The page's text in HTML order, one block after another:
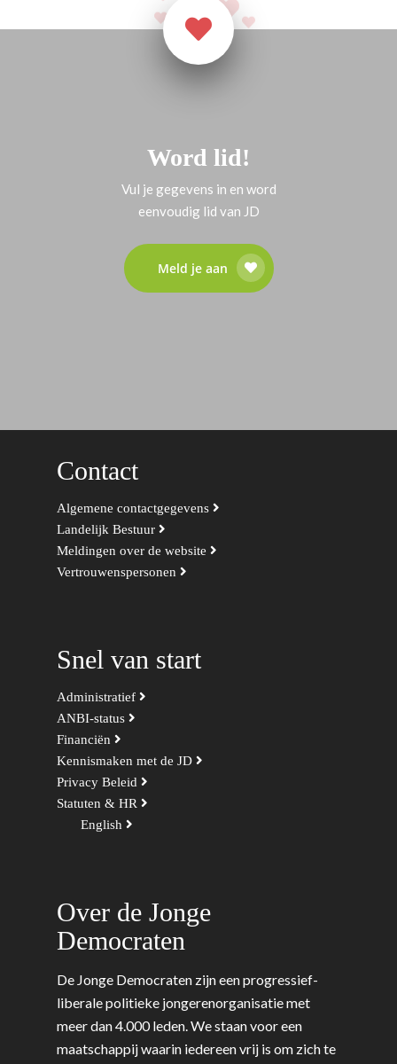
Word lid!
Vul je gegevens in en word
eenvoudig lid van JD
Meld je aan
Contact
Algemene contactgegevens
Landelijk Bestuur
Meldingen over de website
Vertrouwenspersonen
Snel van start
Administratief
ANBI-status
Financiën
Kennismaken met de JD
Privacy Beleid
Statuten & HR
English
Over de Jonge
Democraten
De Jonge Democraten zijn een progressief-
liberale politieke jongerenorganisatie met
meer dan 4.000 leden. We staan voor een
maatschappij waarin iedereen vrij is om zich te